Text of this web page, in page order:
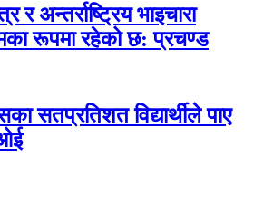
अन्तर्राष्ट्रिय भाइचारा
रूपमा रहेको छ: प्रचण्ड
सतप्रतिशत विद्यार्थीले पाए